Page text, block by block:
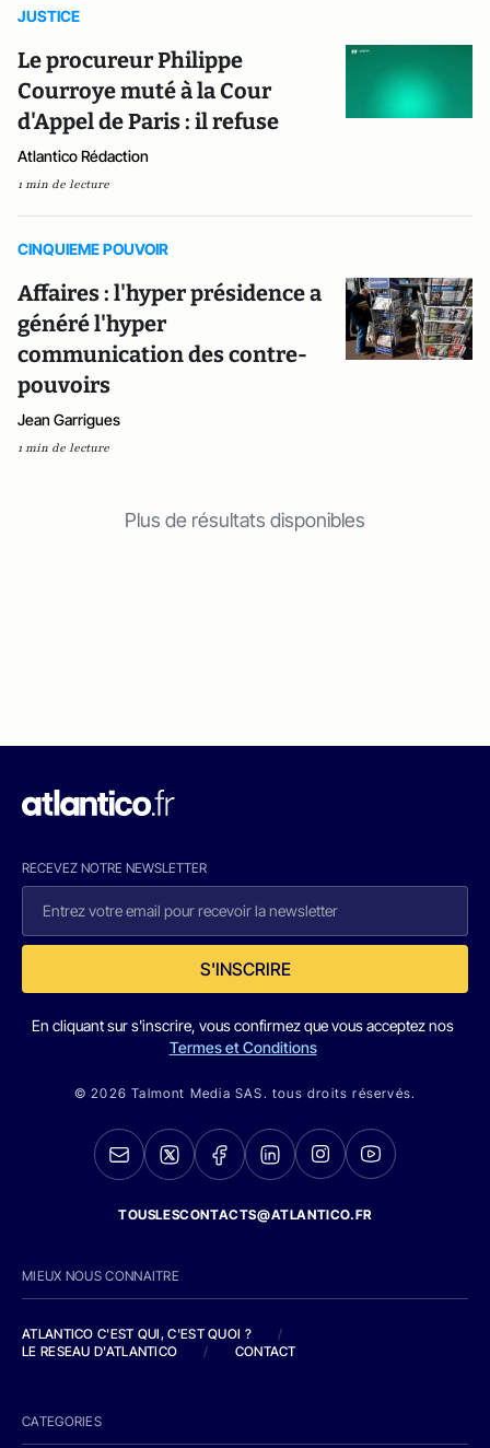
JUSTICE
Le procureur Philippe
Courroye muté à la Cour
d'Appel de Paris : il refuse
Atlantico Rédaction
1 min de lecture
CINQUIEME POUVOIR
Affaires : l'hyper présidence a
généré l'hyper
communication des contre-
pouvoirs
Jean Garrigues
1 min de lecture
Plus de résultats disponibles
RECEVEZ NOTRE NEWSLETTER
S'INSCRIRE
En cliquant sur s'inscrire, vous confirmez que vous acceptez nos
Termes et Conditions
© 2026 Talmont Media SAS. tous droits réservés.
TOUSLESCONTACTS@ATLANTICO.FR
MIEUX NOUS CONNAITRE
ATLANTICO C'EST QUI, C'EST QUOI ?
/
LE RESEAU D'ATLANTICO
/ CONTACT
CATEGORIES